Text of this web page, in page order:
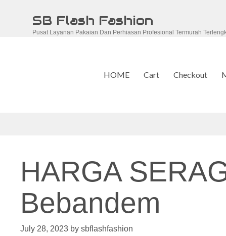
SB Flash Fashion
Pusat Layanan Pakaian Dan Perhiasan Profesional Termurah
HOME Cart Checkout
HARGA
Bebandem
July 28, 2023 by sbflashfashion